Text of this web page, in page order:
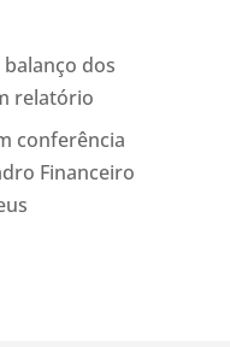
dos
relatório
conferência
Financeiro